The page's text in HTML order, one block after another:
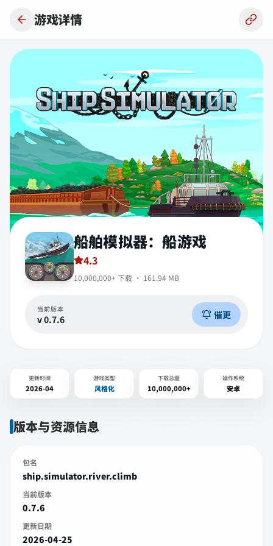
游戏详情
船舶模拟器：船游戏
4.3
10,000,000+ 下载 · 161.94 MB
当前版本
v0.7.6 催更
更新时间
2026-04
游戏类型
风格化
下载总量
10,000,000+
操作系统
安卓
版本与资源信息
包名
ship.simulator.river.climb
当前版本
0.7.6
更新日期
2026-04-25